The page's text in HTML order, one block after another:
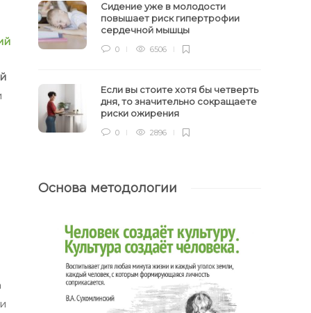
Сидение уже в молодости
повышает риск гипертрофии
сердечной мышцы
0 6506
Если вы стоите хотя бы четверть
дня, то значительно сокращаете
риски ожирения
0 2896
Основа методологии